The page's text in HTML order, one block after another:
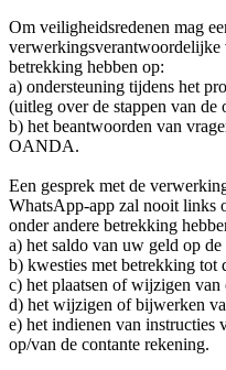
Om veiligheidsredenen mag
betrekking hebben op:
a) ondersteuning tijdens het
(uitleg over de stappen van de
b) het beantwoorden van
OANDA.
Een gesprek met de
WhatsApp-app zal nooit links
onder andere betrekking
a) het saldo van uw geld op
b) kwesties met betrekking tot
c) het plaatsen of wijzigen van
d) het wijzigen of bijwerken
e) het indienen van instructies
op/van de contante rekening.